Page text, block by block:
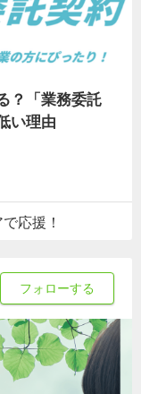
？「業務委託
い理由
応援！
フォローする